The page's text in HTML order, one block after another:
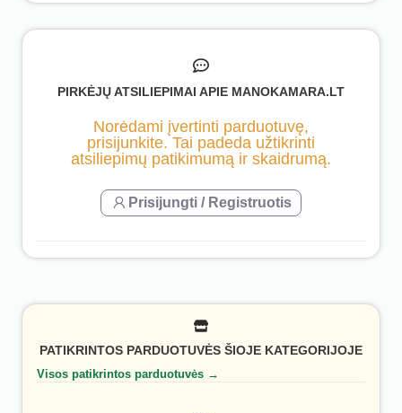
PIRKĖJŲ ATSILIEPIMAI APIE MANOKAMARA.LT
Norėdami įvertinti parduotuvę,
prisijunkite. Tai padeda užtikrinti
atsiliepimų patikimumą ir skaidrumą.
Prisijungti / Registruotis
PATIKRINTOS PARDUOTUVĖS ŠIOJE KATEGORIJOJE
Visos patikrintos parduotuvės →